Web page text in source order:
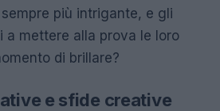
più intrigante, e gli
a mettere alla prova le loro
di brillare?
e sfide creative